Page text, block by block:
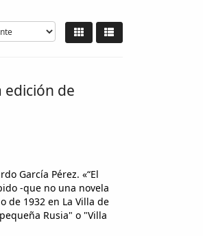
edición de
García Pérez. «“El
-que no una novela
de 1932 en La Villa de
Rusia" o "Villa